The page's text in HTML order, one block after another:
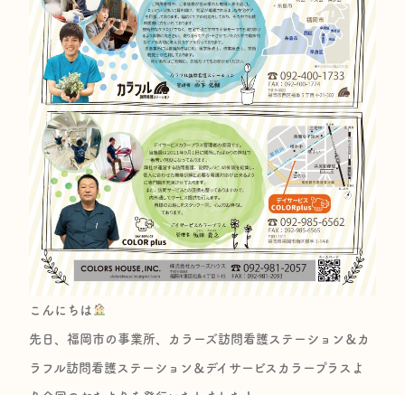
こんにちは
先日、福岡市の事業所、カラーズ訪問看護ステーション＆カ
ラフル訪問看護ステーション＆デイサービスカラープラスよ